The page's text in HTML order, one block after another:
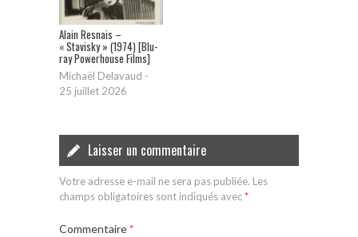
Alain Resnais –
« Stavisky » (1974) [Blu-
ray Powerhouse Films]
Michaël Delavaud -
25 juillet 2026
Laisser un commentaire
Votre adresse e-mail ne sera pas publiée. Les
champs obligatoires sont indiqués avec*
Commentaire*